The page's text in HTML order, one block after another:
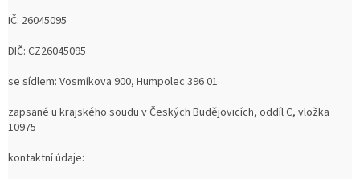
IČ: 26045095
DIČ: CZ26045095
se sídlem: Vosmíkova 900, Humpolec 396 01
zapsané u krajského soudu v Českých Budějovicích, oddíl C, vložka
10975
kontaktní údaje: